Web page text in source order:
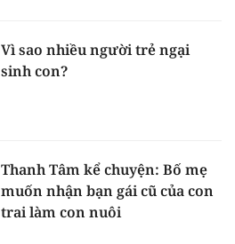
Vì sao nhiều người trẻ ngại
sinh con?
Thanh Tâm kể chuyện: Bố mẹ
muốn nhận bạn gái cũ của con
trai làm con nuôi